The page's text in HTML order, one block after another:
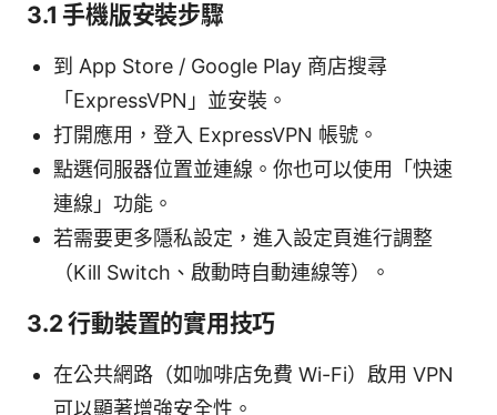
3.1 手機版安裝步驟
到 App Store / Google Play 商店搜尋
「ExpressVPN」並安裝。
打開應用，登入 ExpressVPN 帳號。
點選伺服器位置並連線。你也可以使用「快速
連線」功能。
若需要更多隱私設定，進入設定頁進行調整
（Kill Switch、啟動時自動連線等）。
3.2 行動裝置的實用技巧
在公共網路（如咖啡店免費 Wi-Fi）啟用 VPN
可以顯著增強安全性。